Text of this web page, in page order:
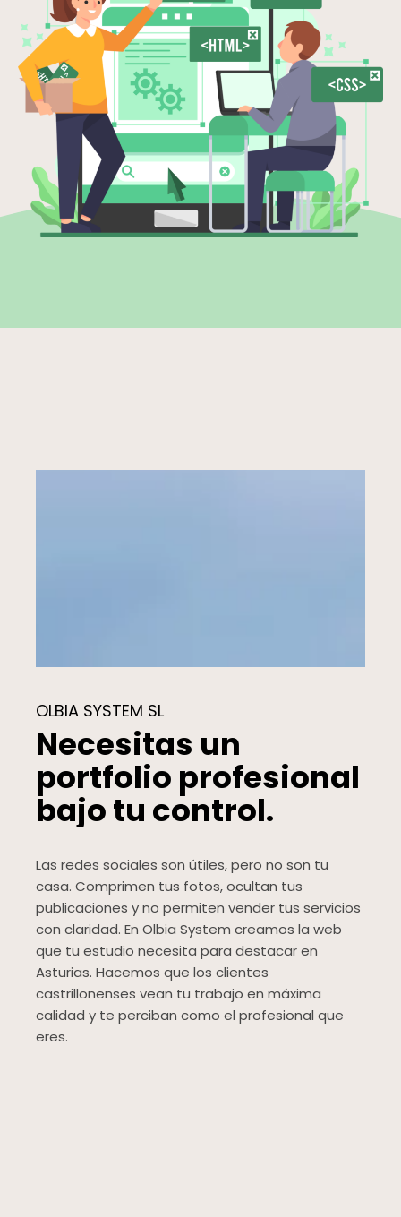
OLBIA SYSTEM SL
Necesitas un
portfolio profesional
bajo tu control.
Las redes sociales son útiles, pero no son tu
casa. Comprimen tus fotos, ocultan tus
publicaciones y no permiten vender tus servicios
con claridad. En Olbia System creamos la web
que tu estudio necesita para destacar en
Asturias. Hacemos que los clientes
castrillonenses vean tu trabajo en máxima
calidad y te perciban como el profesional que
eres.